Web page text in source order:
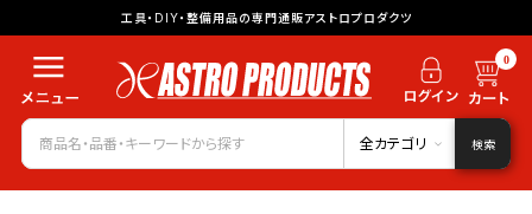
工具・DIY・整備用品の専門通販アストロプロダクツ
0
全カテゴリ 検索